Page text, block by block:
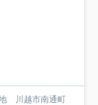
川越市南通町